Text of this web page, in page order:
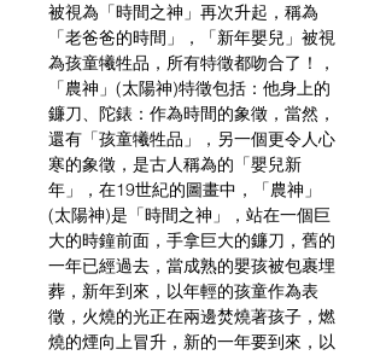
被視為「時間之神」再次升起，稱為
「老爸爸的時間」，「新年嬰兒」被視
為孩童犧牲品，所有特徵都吻合了！，
「農神」(太陽神)特徵包括：他身上的
鐮刀、陀錶：作為時間的象徵，當然，
還有「孩童犧牲品」，另一個更令人心
寒的象徵，是古人稱為的「嬰兒新
年」，在19世紀的圖畫中，「農神」
(太陽神)是「時間之神」，站在一個巨
大的時鐘前面，手拿巨大的鐮刀，舊的
一年已經過去，當成熟的嬰孩被包裹埋
葬，新年到來，以年輕的孩童作為表
徵，火燒的光正在兩邊焚燒著孩子，燃
燒的煙向上冒升，新的一年要到來，以